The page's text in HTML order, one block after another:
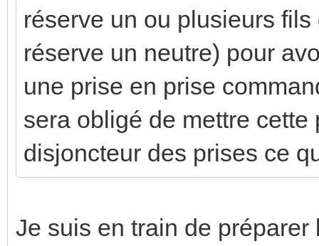
réserve un ou plusieurs
réserve un neutre) pour
une prise en prise
sera obligé de mettre
disjoncteur des prises ce
Je suis en train de